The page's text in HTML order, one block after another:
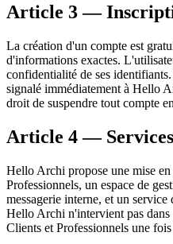
Article 3 —
La création d'un compte est
d'informations exactes.
confidentialité de ses
signalé immédiatement à Hello
droit de suspendre tout compte
Article 4 — Services
Hello Archi propose une mise
Professionnels, un espace de
messagerie interne, et un service
Hello Archi n'intervient pas
Clients et Professionnels une